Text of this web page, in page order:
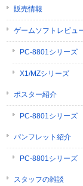
販売情報
ゲームソフトレビュ
PC-8801シリーズ
X1/MZシリーズ
ポスター紹介
PC-8801シリーズ
パンフレット紹介
PC-8801シリーズ
スタッフの雑談